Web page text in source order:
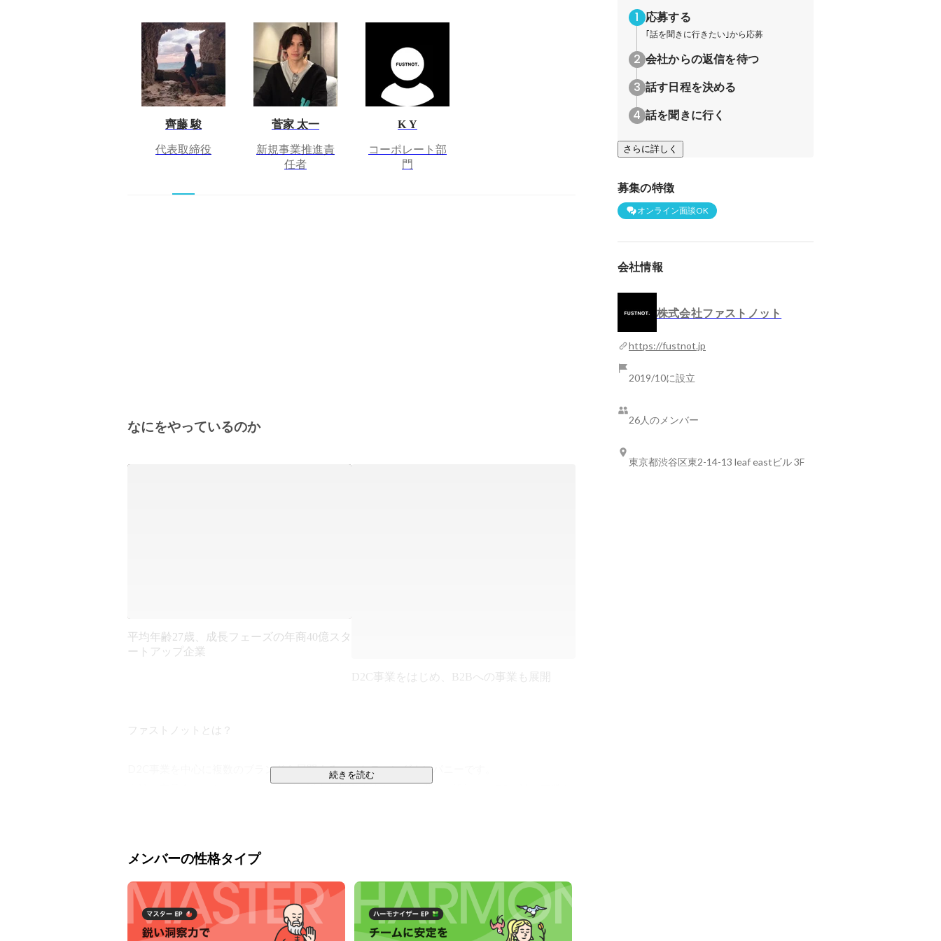
齊藤 駿
代表取締役
菅家 太一
新規事業推進責
任者
K Y
コーポレート部
門
なにをやっているのか
平均年齢27歳、成長フェーズの年商40億スタ
ートアップ企業
D2C事業をはじめ、B2Bへの事業も展開
ファストノットとは？
D2C事業を中心に複数のブランドを展開するマーケティングカンパニーです。
代表の齊藤が「EC市場にはまだ大きなチャンスがある」と確信し、ゼロから事業を立ち上げま
した。
当社のマーケティングの原点は、徹底した顧客観察です。
続きを読む
メンバーの性格タイプ
応募する
｢話を聞きに行きたい｣から応募
会社からの返信を待つ
話す日程を決める
話を聞きに行く
さらに詳しく
募集の特徴
オンライン面談OK
会社情報
株式会社ファストノット
https://fustnot.jp
2019/10に設立
26人のメンバー
東京都渋谷区東2-14-13 leaf eastビル 3F